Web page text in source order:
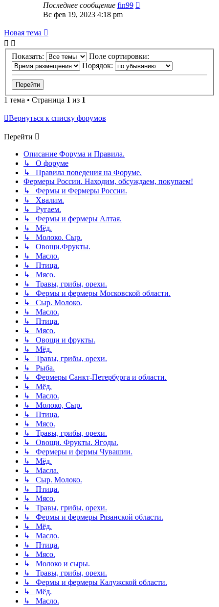
Последнее сообщение fin99
Вс фев 19, 2023 4:18 pm
Новая тема
Показать:
Поле сортировки:
Порядок:
1 тема • Страница 1 из 1
Вернуться к списку форумов
Перейти
Описание Форума и Правила.
↳ О форуме
↳ Правила поведения на Форуме.
Фермеры России. Находим, обсуждаем, покупаем!
↳ Фермы и Фермеры России.
↳ Хвалим.
↳ Ругаем.
↳ Фермы и фермеры Алтая.
↳ Мёд.
↳ Молоко. Сыр.
↳ Овощи.Фрукты.
↳ Масло.
↳ Птица.
↳ Мясо.
↳ Травы, грибы, орехи.
↳ Фермы и фермеры Московской области.
↳ Сыр. Молоко.
↳ Масло.
↳ Птица.
↳ Мясо.
↳ Овощи и фрукты.
↳ Мёд.
↳ Травы, грибы, орехи.
↳ Рыба.
↳ Фермеры Санкт-Петербурга и области.
↳ Мёд.
↳ Масло.
↳ Молоко, Сыр.
↳ Птица.
↳ Мясо.
↳ Травы, грибы, орехи.
↳ Овощи. Фрукты. Ягоды.
↳ Фермеры и фермы Чувашии.
↳ Мёд.
↳ Масла.
↳ Сыр. Молоко.
↳ Птица.
↳ Мясо.
↳ Травы, грибы, орехи.
↳ Фермы и фермеры Рязанской области.
↳ Мёд.
↳ Масло.
↳ Птица.
↳ Мясо.
↳ Молоко и сыры.
↳ Травы, грибы, орехи.
↳ Фермы и фермеры Калужской области.
↳ Мёд.
↳ Масло.